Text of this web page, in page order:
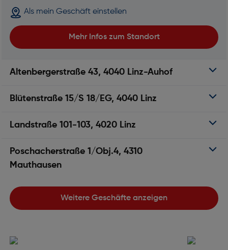
Als mein Geschäft einstellen
Mehr Infos zum Standort
Altenbergerstraße 43, 4040 Linz-Auhof
Blütenstraße 15/S 18/EG, 4040 Linz
Landstraße 101-103, 4020 Linz
Poschacherstraße 1/Obj.4, 4310
Mauthausen
Weitere Geschäfte anzeigen